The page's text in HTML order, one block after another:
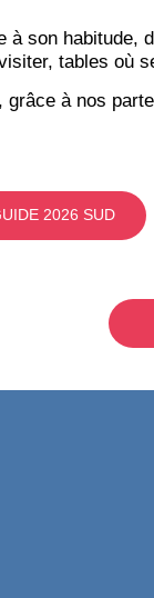
à son
tables où
à nos
2026 SUD